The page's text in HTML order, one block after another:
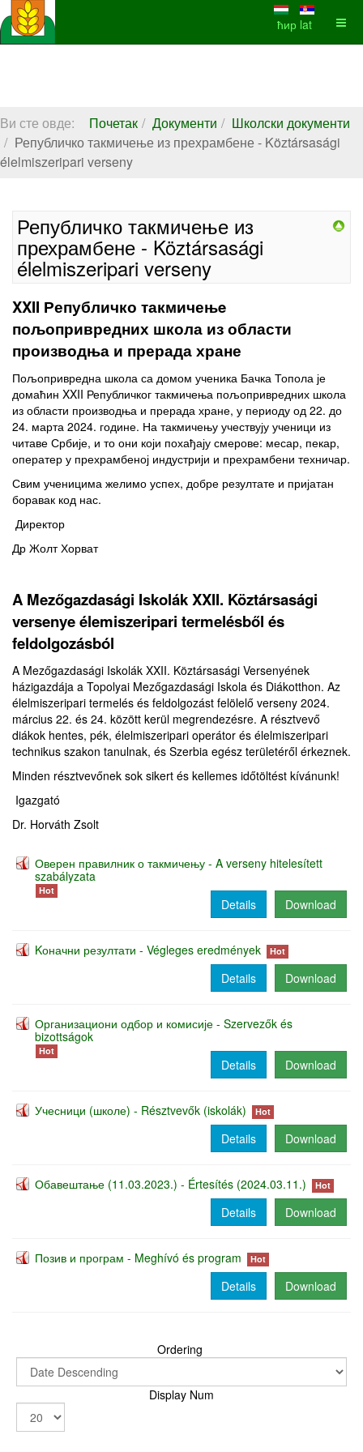
ћир lat
Ви сте овде: Почетак Документи
Школски документи
Републичко такмичење из прехрамбене - Köztársasági
élelmiszeripari verseny
Републичко такмичење из
прехрамбене - Köztársasági
élelmiszeripari verseny
XXII Републичко такмичењe
пољопривредних школа из области
производња и прерада хране
Пољопривредна школа са домом ученика Бачка Топола је
домаћин XXII Републичког такмичења пољопривредних школа
из области производња и прерада хране, у периоду од 22. до
24. марта 2024. године. На такмичењу учествују ученици из
читаве Србије, и то они који похађају смерове: месар, пекар,
оператер у прехрамбеној индустрији и прехрамбени техничар.
Свим ученицима желимо успех, добре резултате и пријатан
боравак код нас.
Директор
Др Жолт Хорват
A Mezőgazdasági Iskolák XXII. Köztársasági
versenye élemiszeripari termelésből és
feldolgozásból
A Mezőgazdasági Iskolák XXII. Köztársasági Versenyének
házigazdája a Topolyai Mezőgazdasági Iskola és Diákotthon. Az
élelmiszeripari termelés és feldolgozást felölelő verseny 2024.
március 22. és 24. között kerül megrendezésre. A résztvevő
diákok hentes, pék, élelmiszeripari operátor és élelmiszeripari
technikus szakon tanulnak, és Szerbia egész területéről érkeznek.
Minden résztvevőnek sok sikert és kellemes időtöltést kívánunk!
Igazgató
Dr. Horváth Zsolt
Оверен правилник о такмичењу - A verseny hitelesített
szabályzata
Hot
Download
Details
Kоначни резултати - Végleges eredmények Hot
Download
Details
Организациони одбор и комисије - Szervezők és
bizottságok
Hot
Download
Details
Учесници (школе) - Résztvevők (iskolák) Hot
Download
Details
Обавештање (11.03.2023.) - Értesítés (2024.03.11.) Hot
Download
Details
Позив и програм - Meghívó és program Hot
Download
Details
Ordering
Display Num